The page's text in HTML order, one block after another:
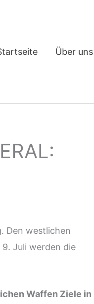
Über uns
Den westlichen
Juli werden die
Waffen Ziele in